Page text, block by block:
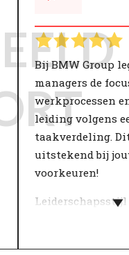
Bij BMW Group
managers de
werkprocessen
leiding volgens
taakverdeling.
uitstekend bij
voorkeuren!